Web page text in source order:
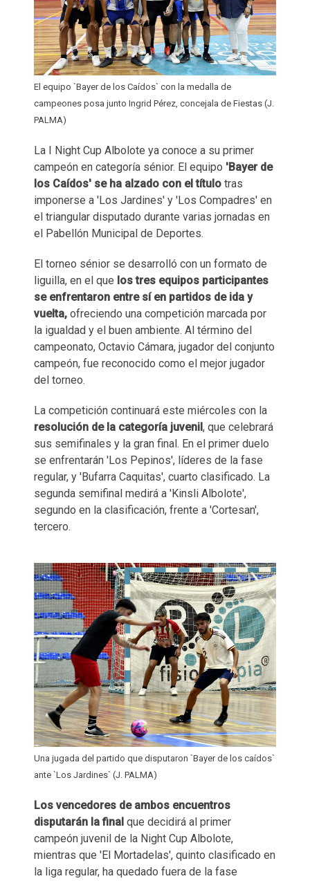
El equipo `Bayer de los Caídos` con la medalla de
campeones posa junto Ingrid Pérez, concejala de Fiestas (J.
PALMA)
La I Night Cup Albolote ya conoce a su primer
campeón en categoría sénior. El equipo 'Bayer de
los Caídos' se ha alzado con el título tras
imponerse a 'Los Jardines' y 'Los Compadres' en
el triangular disputado durante varias jornadas en
el Pabellón Municipal de Deportes.
El torneo sénior se desarrolló con un formato de
liguilla, en el que los tres equipos participantes
se enfrentaron entre sí en partidos de ida y
vuelta, ofreciendo una competición marcada por
la igualdad y el buen ambiente. Al término del
campeonato, Octavio Cámara, jugador del conjunto
campeón, fue reconocido como el mejor jugador
del torneo.
La competición continuará este miércoles con la
resolución de la categoría juvenil, que celebrará
sus semifinales y la gran final. En el primer duelo
se enfrentarán 'Los Pepinos', líderes de la fase
regular, y 'Bufarra Caquitas', cuarto clasificado. La
segunda semifinal medirá a 'Kinsli Albolote',
segundo en la clasificación, frente a 'Cortesan',
tercero.
Una jugada del partido que disputaron `Bayer de los caídos`
ante `Los Jardines` (J. PALMA)
Los vencedores de ambos encuentros
disputarán la final que decidirá al primer
campeón juvenil de la Night Cup Albolote,
mientras que 'El Mortadelas', quinto clasificado en
la liga regular, ha quedado fuera de la fase